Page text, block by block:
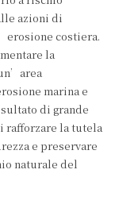
azioni di
costiera.
la
marina e
di grande
rafforzare la tutela
e preservare
naturale del